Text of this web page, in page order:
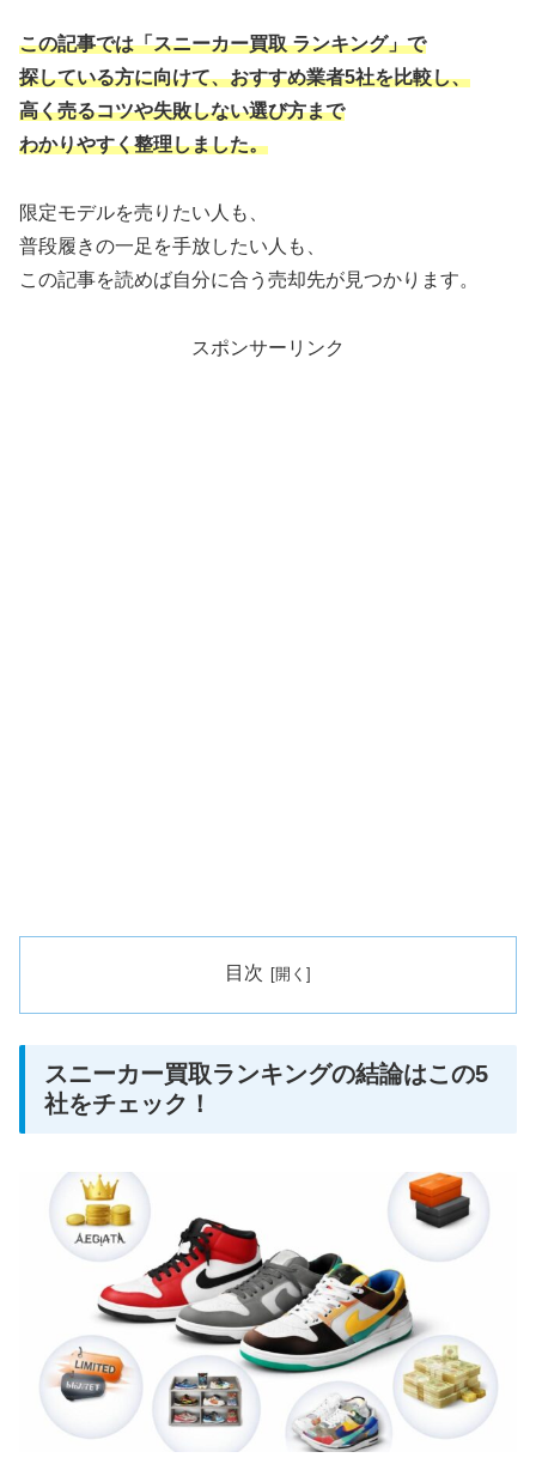
この記事では「スニーカー買取 ランキング」で
探している方に向けて、おすすめ業者5社を比較し、
高く売るコツや失敗しない選び方まで
わかりやすく整理しました。
限定モデルを売りたい人も、
普段履きの一足を手放したい人も、
この記事を読めば自分に合う売却先が見つかります。
スポンサーリンク
目次
スニーカー買取ランキングの結論はこの5
社をチェック！